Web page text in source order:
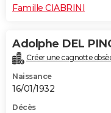
Famille CIABRINI
Adolphe DEL
Créer une cagnotte
Naissance
16/01/1932
Décès